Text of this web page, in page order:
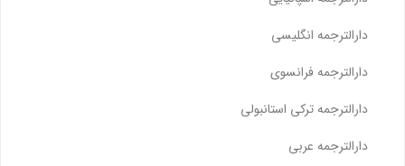
دارالترجمه انگلیسی
دارالترجمه فرانسوی
دارالترجمه ترکی استانبولی
دارالترجمه عربی